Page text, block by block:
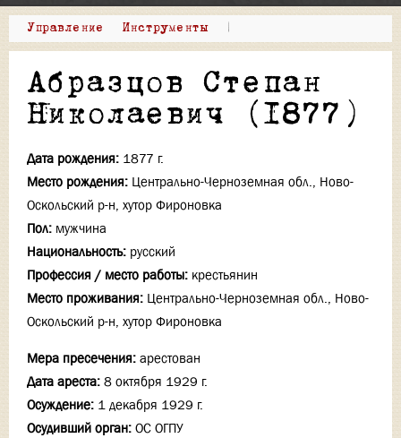
Управление Инструменты |
Абразцов Степан
Николаевич (1877)
Дата рождения: 1877 г.
Место рождения: Центрально-Черноземная обл., Ново-
Оскольский р-н, хутор Фироновка
Пол: мужчина
Национальность: русский
Профессия / место работы: крестьянин
Место проживания: Центрально-Черноземная обл., Ново-
Оскольский р-н, хутор Фироновка
Мера пресечения: арестован
Дата ареста: 8 октября 1929 г.
Осуждение: 1 декабря 1929 г.
Осудивший орган: ОС ОГПУ